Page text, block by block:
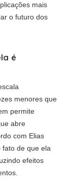
mais
o futuro dos
é
menores que
permite
abre
com Elias
fato de que ela
efeitos